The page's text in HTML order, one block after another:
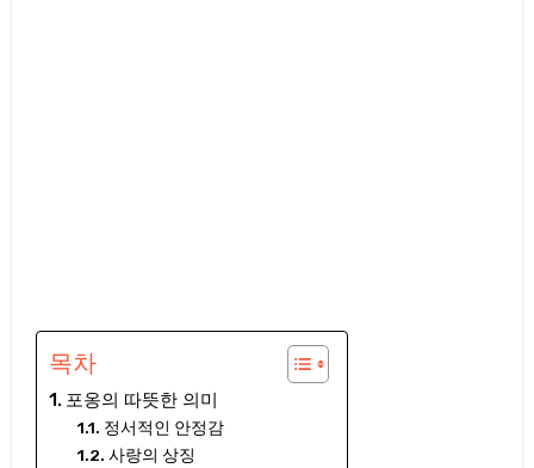
목차
포옹의 따뜻한 의미
정서적인 안정감
사랑의 상징